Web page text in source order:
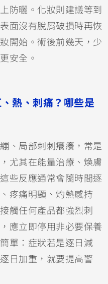
防曬。化妝則建議等到
面沒有脫屑破損時再恢
開始。術後前幾天，少
安全。
熱、刺痛？哪些是
、局部刺刺癢癢，常是
尤其在能量治療、煥膚
些反應通常會隨時間逐
疼痛明顯、灼熱感持
觸任何產品都強烈刺
應立即停用非必要保養
單：症狀若是逐日減
日加重，就要提高警